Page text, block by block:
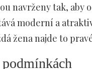
navrženy tak, aby
moderní a
žena najde to